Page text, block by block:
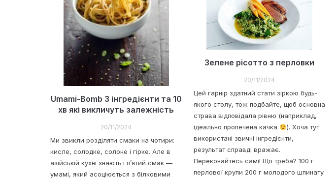
Umami-Bomb 3 інгредієнти та 10
хв які викличуть залежність
20/11/2024
Ми звикли розділяти смаки на чотири:
кисле, солодке, солоне і гірке. Але в
азійській кухні знають і п’ятий смак —
умамі, який асоціюється з білковими
Зелене рісотто з перловки
20/11/2024
Цей гарнір здатний стати зіркою будь-
якого столу, тож подбайте, щоб основна
страва відповідала рівню (наприклад,
ідеально пропечена качка
). Хоча тут
використані звичні інгредієнти,
результат справді вражає.
Переконайтесь самі! Що треба? 100 г
перлової крупи 200 г молодого шпинату